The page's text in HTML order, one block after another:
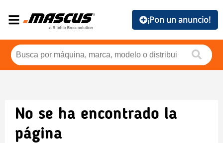
¡Pon un anuncio!
No se ha encontrado la
página